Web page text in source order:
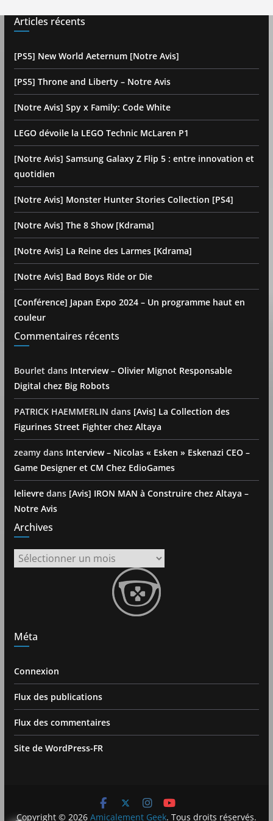
Articles récents
[PS5] New World Aeternum [Notre Avis]
[PS5] Throne and Liberty – Notre Avis
[Notre Avis] Spy x Family: Code White
LEGO dévoile la LEGO Technic McLaren P1
[Notre Avis] Samsung Galaxy Z Flip 5 : entre innovation et
quotidien
[Notre Avis] Monster Hunter Stories Collection [PS4]
[Notre Avis] The 8 Show [Kdrama]
[Notre Avis] La Reine des Larmes [Kdrama]
[Notre Avis] Bad Boys Ride or Die
[Conférence] Japan Expo 2024 – Un programme haut en
couleur
Commentaires récents
Bourlet dans Interview – Olivier Mignot Responsable
Digital chez Big Robots
PATRICK HAEMMERLIN dans [Avis] La Collection des
Figurines Street Fighter chez Altaya
zeamydans Interview – Nicolas « Esken » Eskenazi CEO –
Game Designer et CM Chez EdioGames
lelievredans [Avis] IRON MAN à Construire chez Altaya –
Notre Avis
Archives
Archives
Méta
Connexion
Flux des publications
Flux des commentaires
Site de WordPress-FR
Copyright © 2026 Amicalement Geek. Tous droits réservés.